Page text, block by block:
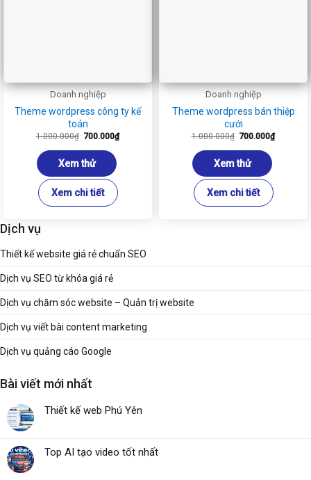
Doanh nghiệp
Theme wordpress công ty kế
toán
1.000.000₫ Giá
là:
1.000.000₫.
700.000₫Giá
hiện
Xem thử
Xem chi tiết
Doanh nghiệp
Theme wordpress bán thiệp
cưới
1.000.000₫ Giá
là:
1.000.000₫.
700.000₫Giá
hiện
Xem thử
Xem chi tiết
Dịch vụ
Thiết kế website giá rẻ chuẩn SEO
Dịch vụ SEO từ khóa giá rẻ
Dịch vụ chăm sóc website – Quản trị website
Dịch vụ viết bài content marketing
Dịch vụ quảng cáo Google
Bài viết mới nhất
Thiết kế web Phú Yên
Top AI tạo video tốt nhất